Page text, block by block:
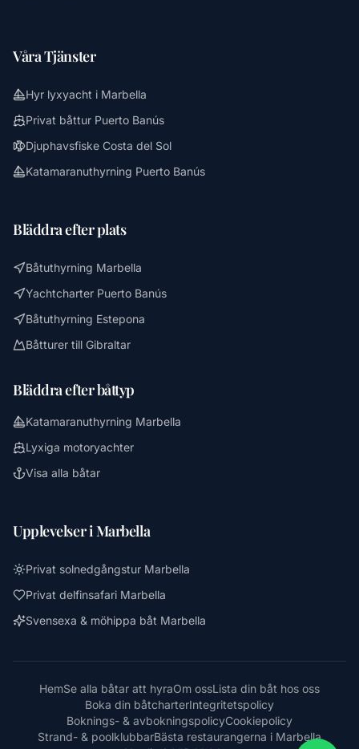
Våra Tjänster
Hyr lyxyacht i Marbella
Privat båttur Puerto Banús
Djuphavsfiske Costa del Sol
Katamaranuthyrning Puerto Banús
Bläddra efter plats
Båtuthyrning Marbella
Yachtcharter Puerto Banús
Båtuthyrning Estepona
Båtturer till Gibraltar
Bläddra efter båttyp
Katamaranuthyrning Marbella
Lyxiga motoryachter
Visa alla båtar
Upplevelser i Marbella
Privat solnedgångstur Marbella
Privat delfinsafari Marbella
Svensexa & möhippa båt Marbella
HemSe alla båtar att hyraOm ossLista din båt hos oss
Boka din båtcharterIntegritetspolicy
Boknings- & avbokningspolicyCookiepolicy
Strand- & poolklubbarBästa restaurangerna i Marbella